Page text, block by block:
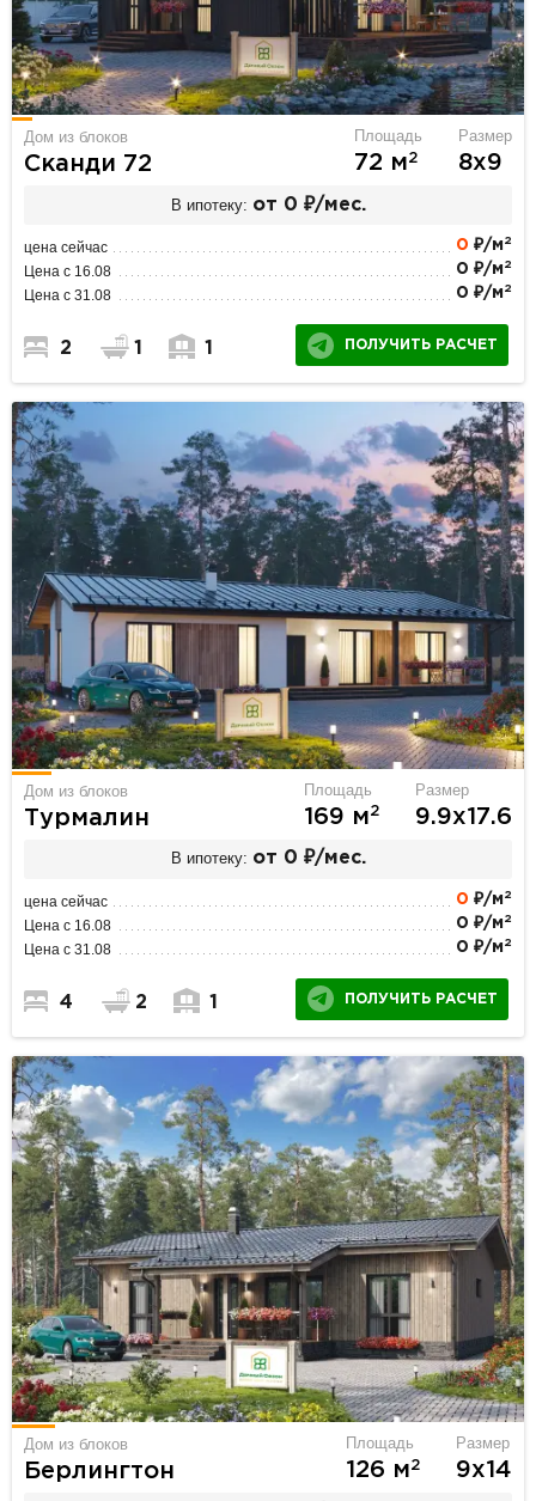
Дом из блоков
Сканди 72
Площадь
72 м2
Размер
8х9
В ипотеку: от 0 ₽/мес.
цена сейчас 0 ₽/м 2
Цена с 16.08 0 ₽/м 2
Цена с 31.08 0 ₽/м 2
2 1 1 ПОЛУЧИТЬ РАСЧЕТ
Дом из блоков
Турмалин
Площадь
169 м2
Размер
9.9х17.6
В ипотеку: от 0 ₽/мес.
цена сейчас 0 ₽/м 2
Цена с 16.08 0 ₽/м 2
Цена с 31.08 0 ₽/м 2
4 2 1 ПОЛУЧИТЬ РАСЧЕТ
Дом из блоков
Берлингтон
Площадь
126 м2
Размер
9х14